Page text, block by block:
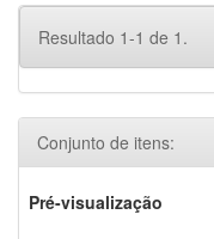
Resultado 1-1 de 1.
Conjunto de itens:
Pré-visualização